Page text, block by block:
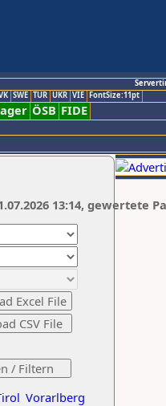
SWE TUR UKR VIE FontSize:11pt
ÖSB FIDE
Vorarlberg
13:14, gewertete